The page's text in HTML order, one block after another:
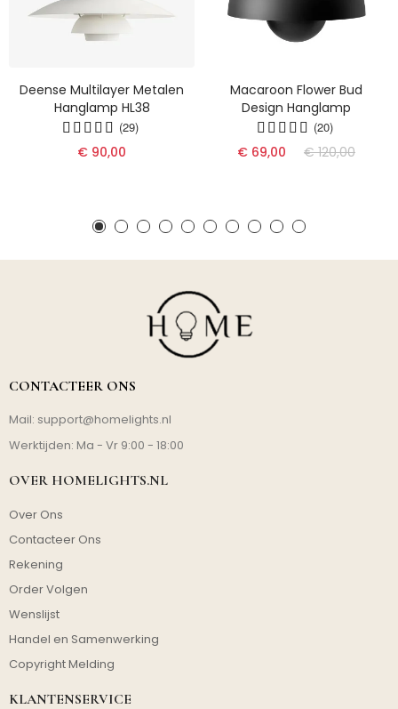
Deense Multilayer Metalen
Hanglamp HL38
(29)
€ 90,00
Macaroon Flower Bud
Design Hanglamp
(20)
€ 69,00 € 120,00
CONTACTEER ONS
Mail: support@homelights.nl
Werktijden: Ma - Vr 9:00 - 18:00
OVER HOMELIGHTS.NL
Over Ons
Contacteer Ons
Rekening
Order Volgen
Wenslijst
Handel en Samenwerking
Copyright Melding
KLANTENSERVICE